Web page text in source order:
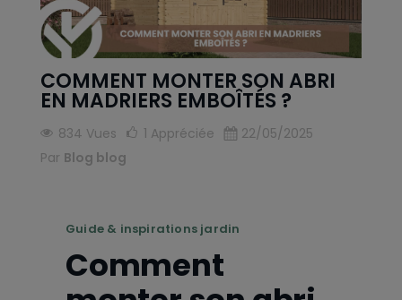
COMMENT MONTER SON ABRI
EN MADRIERS EMBOÎTÉS ?
834 Vues 1 Appréciée
22/05/2025
Par Blog blog
Guide & inspirations jardin
Comment